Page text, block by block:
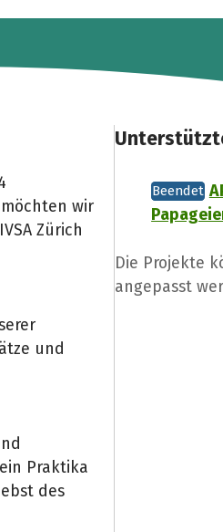
wir
Zürich
und
Praktika
des
Beendet
Die Projekte
angepasst